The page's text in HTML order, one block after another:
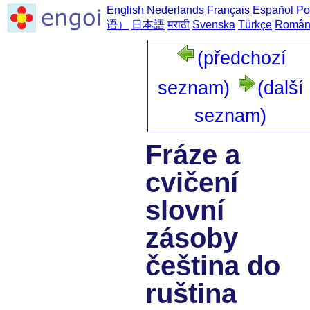
English Nederlands Français Español
语）
日本語 मराठी Svenska Türkçe
(předchozí
seznam)
(další
seznam)
Fráze a
cvičení
slovní
zásoby
čeština do
ruština